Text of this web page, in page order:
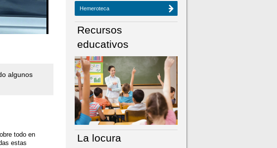
algunos
todo en
estas
Hemeroteca
Recursos
educativos
La locura